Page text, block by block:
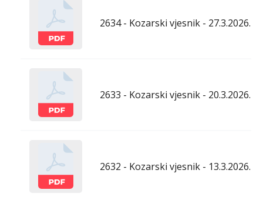
2634 - Kozarski vjesnik - 27.3.2026.
2633 - Kozarski vjesnik - 20.3.2026.
2632 - Kozarski vjesnik - 13.3.2026.